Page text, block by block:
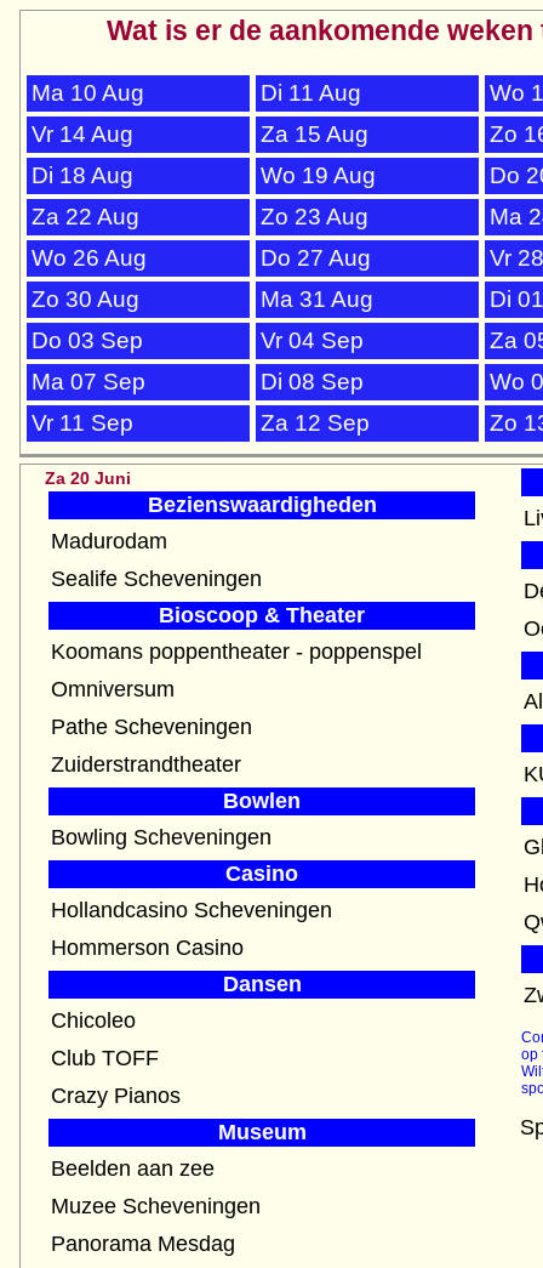
Wat is er de aankomende
Ma 10 Aug Di 11 Aug
Wo
Vr 14 Aug
Za 15 Aug
Zo
Di 18 Aug
Wo 19 Aug
Do
Za 22 Aug
Zo 23 Aug
Ma
Wo 26 Aug
Do 27 Aug
Vr
Zo 30 Aug
Ma 31 Aug
Di
Do 03 Sep
Vr 04 Sep
Za
Ma 07 Sep
Di 08 Sep
Wo
Vr 11 Sep
Za 12 Sep Zo
Za 20 Juni
Bezienswaardigheden
Madurodam
Sealife Scheveningen
Bioscoop & Theater
Koomans poppentheater - poppenspel
Omniversum
Pathe Scheveningen
Zuiderstrandtheater
Bowlen
Bowling Scheveningen
Casino
Hollandcasino Scheveningen
Hommerson Casino
Dansen
Chicoleo
Club TOFF
Crazy Pianos
Museum
Beelden aan zee
Muzee Scheveningen
Panorama Mesdag
op